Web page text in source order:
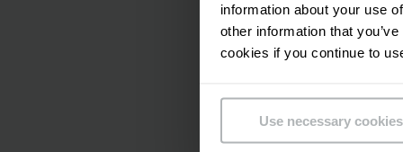
information about your use
other information that
cookies if you continue to
Use necessary
Gracias a la batería
mismo ofrece una
operadores mucha
también logra una
convencionales. El